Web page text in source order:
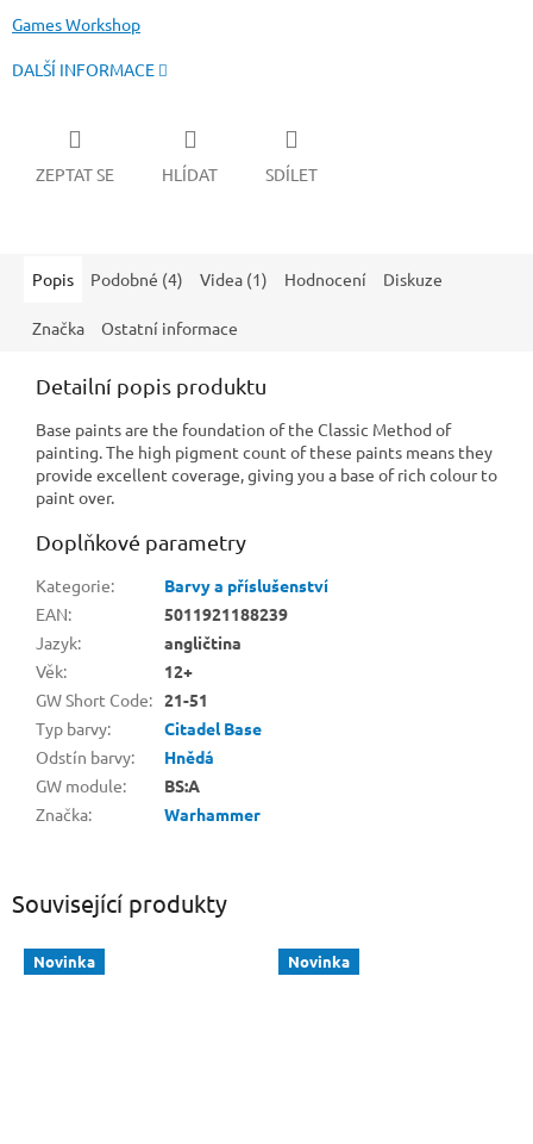
Games Workshop
DALŠÍ INFORMACE
ZEPTAT SE HLÍDAT SDÍLET
Související produkty
Novinka Novinka
Popis Podobné (4) Videa (1) Hodnocení Diskuze
Značka Ostatní informace
Detailní popis produktu
Base paints are the foundation of the Classic Method of
painting. The high pigment count of these paints means they
provide excellent coverage, giving you a base of rich colour to
paint over.
Doplňkové parametry
Kategorie:
Barvy a příslušenství
EAN:
5011921188239
Jazyk:
angličtina
Věk:
12+
GW Short Code: 21-51
Typ barvy:
Citadel Base
Odstín barvy:
Hnědá
GW module:
BS:A
Značka: Warhammer